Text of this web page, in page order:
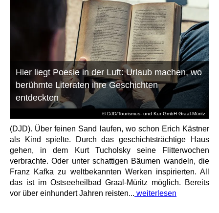
© DJD/Tourismus- und Kur GmbH Graal-Müritz
Hier liegt Poesie in der Luft: Urlaub machen, wo
berühmte Literaten ihre Geschichten
entdeckten
(DJD). Über feinen Sand laufen, wo schon Erich Kästner
als Kind spielte. Durch das geschichtsträchtige Haus
gehen, in dem Kurt Tucholsky seine Flitterwochen
verbrachte. Oder unter schattigen Bäumen wandeln, die
Franz Kafka zu weltbekannten Werken inspirierten. All
das ist im Ostseeheilbad Graal-Müritz möglich. Bereits
vor über einhundert Jahren reisten... weiterlesen